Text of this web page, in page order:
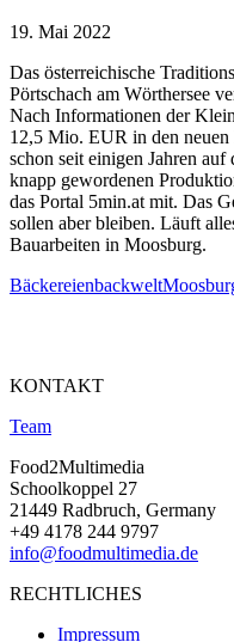
19. Mai 2022
Das österreichische
Pörtschach am Wörthersee
Nach Informationen der
12,5 Mio. EUR in den
schon seit einigen Jahren
knapp gewordenen
das Portal 5min.at mit. Das
sollen aber bleiben. Läuft
Bauarbeiten in Moosburg.
Bäckereienbackwelt
KONTAKT
Team
Food2Multimedia
Schoolkoppel 27
21449 Radbruch, Germany
+49 4178 244 9797
info@foodmultimedia.de
RECHTLICHES
Impressum